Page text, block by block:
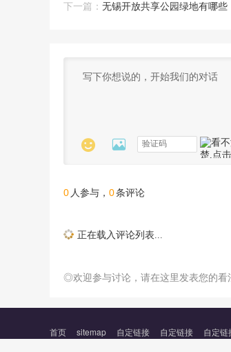
下一篇： 无锡开放共享公园绿地有哪些
 
0 人参与， 0条评论
正在载入评论列表...
◎欢迎参与讨论，请在这里发表您的看
首页 sitemap 自定链接 自定链接 自定链